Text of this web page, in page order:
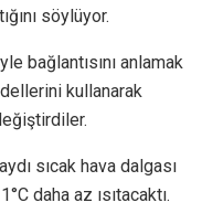
söylüyor.
bağlantısını anlamak
kullanarak
sıcak hava dalgası
daha az ısıtacaktı.